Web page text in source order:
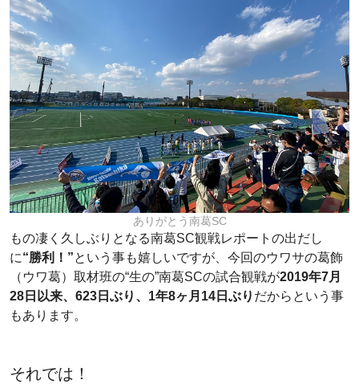
ありがとう南葛SC
もの凄く久しぶりとなる南葛SC観戦レポートの出だし
に“勝利！”という事も嬉しいですが、今回のウワサの葛飾
（ウワ葛）取材班の“生の”南葛SCの試合観戦が2019年7月
28日以来、623日ぶり、1年8ヶ月14日ぶり だからという事
もあります。
それでは！